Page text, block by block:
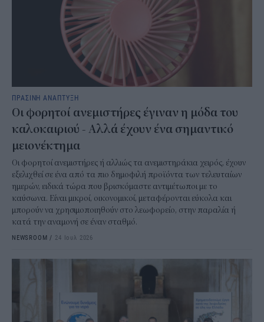
ΠΡΑΣΙΝΗ ΑΝΑΠΤΥΞΗ
Οι φορητοί ανεμιστήρες έγιναν η μόδα του
καλοκαιριού - Αλλά έχουν ένα σημαντικό
μειονέκτημα
Οι φορητοί ανεμιστήρες ή αλλιώς τα ανεμιστηράκια χειρός, έχουν
εξελιχθεί σε ένα από τα πιο δημοφιλή προϊόντα των τελευταίων
ημερών, ειδικά τώρα που βρισκόμαστε αντιμέτωποι με το
καύσωνα. Είναι μικροί, οικονομικοί, μεταφέρονται εύκολα και
μπορούν να χρησιμοποιηθούν στο λεωφορείο, στην παραλία ή
κατά την αναμονή σε έναν σταθμό.
NEWSROOM / 24 Ιουλ 2026